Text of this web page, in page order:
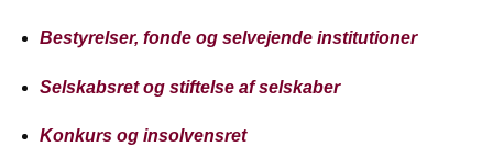
Bestyrelser, fonde og selvejende institutioner
Selskabsret og stiftelse af selskaber
Konkurs og insolvensret